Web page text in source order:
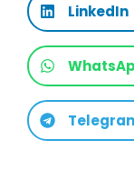
LinkedIn